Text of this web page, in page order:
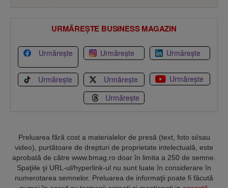
URMĂREȘTE BUSINESS MAGAZIN
Urmărește Urmărește Urmărește
Urmărește Urmărește
Urmărește
Urmărește
Preluarea fără cost a materialelor de presă (text, foto si/sau
video), purtătoare de drepturi de proprietate intelectuală, este
aprobată de către www.bmag.ro doar în limita a 250 de semne.
Spaţiile şi URL-ul/hyperlink-ul nu sunt luate în considerare în
numerotarea semnelor. Preluarea de informaţii poate fi făcută